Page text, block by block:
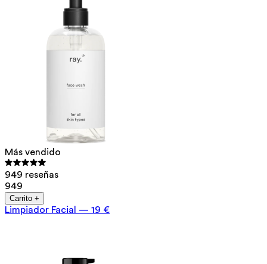
Más vendido
949 reseñas
949
Carrito +
Limpiador Facial — 19 €